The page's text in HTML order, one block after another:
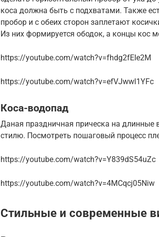
коса должна быть с подхватами. Также
пробор и с обеих сторон заплетают
Из них формируется ободок, а концы кос
https://youtube.com/watch?v=fhdg2fEIe2M
https://youtube.com/watch?v=efVJwwl1YFc
Коса-водопад
Даная праздничная прическа на
стилю. Посмотреть пошаговый процесс
https://youtube.com/watch?v=Y839dS54uZc
https://youtube.com/watch?v=4MCqcj05Niw
Стильные и современные